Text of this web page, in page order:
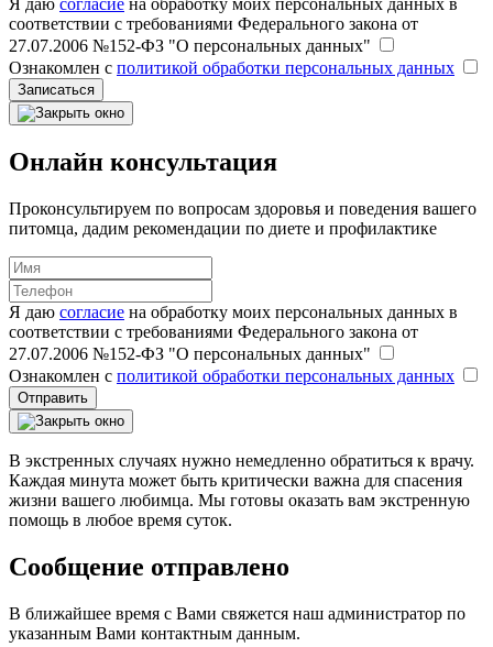
Я даю согласие на обработку моих персональных данных в
соответствии с требованиями Федерального закона от
27.07.2006 №152-ФЗ "О персональных данных"
Ознакомлен с политикой обработки персональных данных
Записаться
Онлайн консультация
Проконсультируем по вопросам здоровья и поведения вашего
питомца, дадим рекомендации по диете и профилактике
Я даю согласие на обработку моих персональных данных в
соответствии с требованиями Федерального закона от
27.07.2006 №152-ФЗ "О персональных данных"
Ознакомлен с политикой обработки персональных данных
Отправить
В экстренных случаях нужно немедленно обратиться к врачу.
Каждая минута может быть критически важна для спасения
жизни вашего любимца. Мы готовы оказать вам экстренную
помощь в любое время суток.
Сообщение отправлено
В ближайшее время с Вами свяжется наш администратор по
указанным Вами контактным данным.